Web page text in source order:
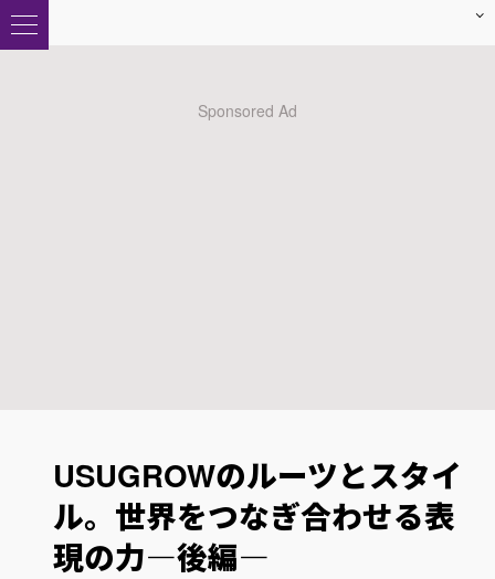
USUGROWのルーツとスタイ
ル。世界をつなぎ合わせる表
現の力―後編―